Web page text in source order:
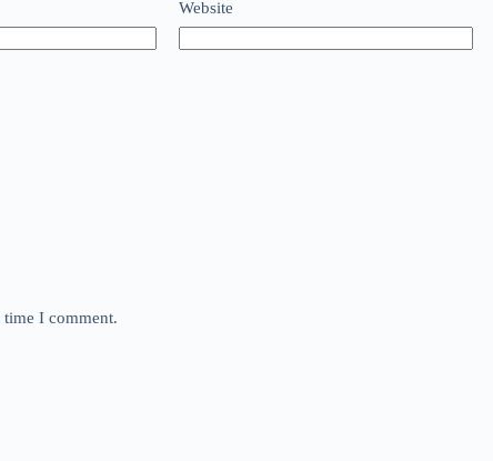
Website
time I comment.